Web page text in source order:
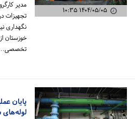
۱۴۰۴/۰۵/۰۵ ۱۰:۳۵
مدیر
تجهیزات
نگهداری
خوزستان از
تخصصی…
پایان
لوله‌های